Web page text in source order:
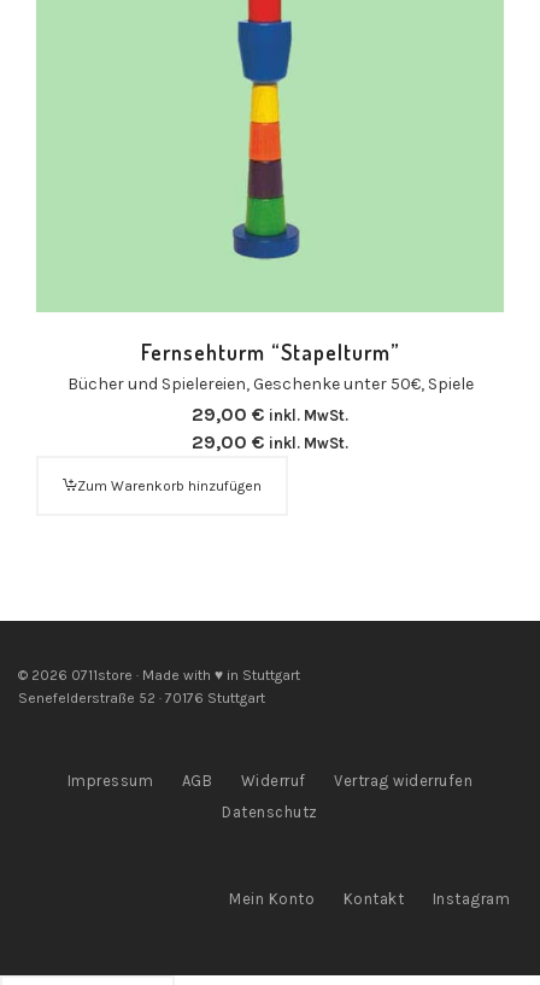
Fernsehturm “Stapelturm”
Bücher und Spielereien,Geschenke unter 50€, Spiele
29,00 € inkl. MwSt.
29,00 € inkl. MwSt.
Zum Warenkorb hinzufügen
© 2026 0711store · Made with ♥ in Stuttgart
Senefelderstraße 52 · 70176 Stuttgart
Impressum AGB Widerruf
Vertrag widerrufen
Datenschutz
Mein Konto Kontakt Instagram